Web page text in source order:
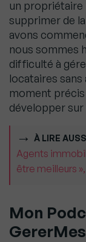
un propriétaire
supprimer de
avons
nous sommes
difficulté à
locataires sans
moment
développer
À LIRE AUSSI
Agents
être meilleurs
Mon